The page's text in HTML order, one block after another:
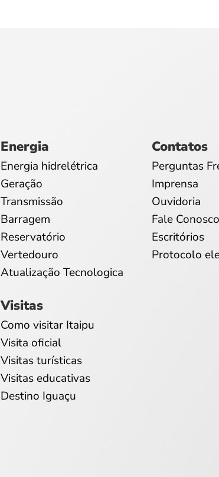
Energia
Energia hidrelétrica
Geração
Transmissão
Barragem
Reservatório
Vertedouro
Atualização Tecnologica
Visitas
Como visitar Itaipu
Visita oficial
Visitas turísticas
Visitas educativas
Destino Iguaçu
Contatos
Perguntas
Imprensa
Ouvidoria
Fale Conosco
Escritórios
Protocolo